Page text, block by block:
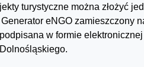
turystyczne można złożyć
eNGO zamieszczony
w formie